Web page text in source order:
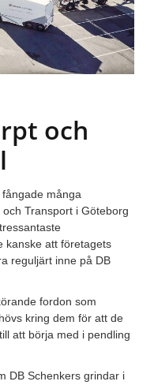
och
många
Transport i Göteborg
kanske att företagets
reguljärt inne på DB
fordon som
kring dem för att de
att börja med i pendling
DB Schenkers grindar i